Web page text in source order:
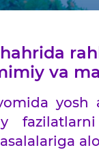
va